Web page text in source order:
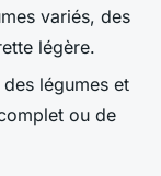
variés, des
légère.
légumes et
ou de